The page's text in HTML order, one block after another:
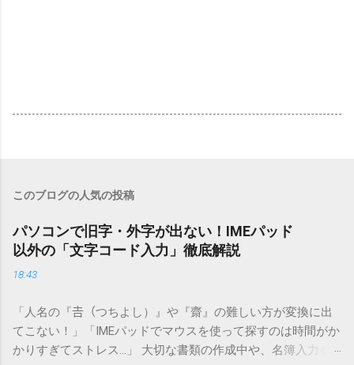
このブログの人気の投稿
パソコンで旧字・外字が出ない！IMEパッド
以外の「文字コード入力」徹底解説
18:43
「人名の『𠮷（つちよし）』や『齋』の難しい方が変換に出
てこない！」「IMEパッドでマウスを使って探すのは時間がか
かりすぎてストレス…」 大切な書類の作成中や、名簿入力を